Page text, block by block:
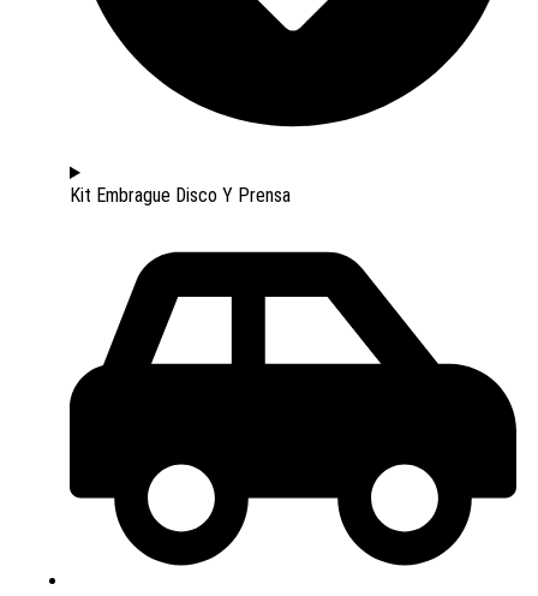
Kit Embrague Disco Y Prensa